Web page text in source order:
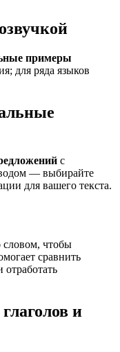
примеры
для ряда языков
с
— выбирайте
для вашего текста.
словом, чтобы
сравнить
и